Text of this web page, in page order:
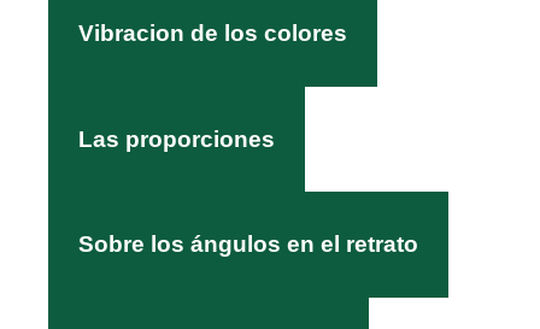
Vibracion de los colores
Las proporciones
Sobre los ángulos en el retrato